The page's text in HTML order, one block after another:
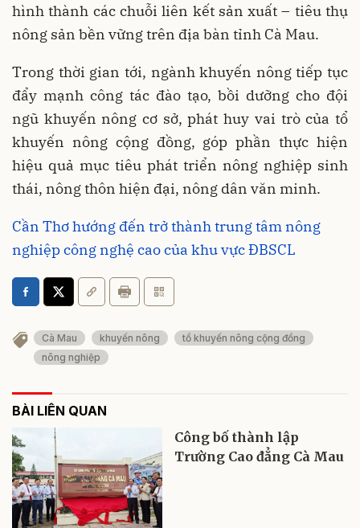
hình thành các chuỗi liên kết sản xuất – tiêu thụ
nông sản bền vững trên địa bàn tỉnh Cà Mau.
Trong thời gian tới, ngành khuyến nông tiếp tục
đẩy mạnh công tác đào tạo, bồi dưỡng cho đội
ngũ khuyến nông cơ sở, phát huy vai trò của tổ
khuyến nông cộng đồng, góp phần thực hiện
hiệu quả mục tiêu phát triển nông nghiệp sinh
thái, nông thôn hiện đại, nông dân văn minh.
Cần Thơ hướng đến trở thành trung tâm nông
nghiệp công nghệ cao của khu vực ĐBSCL
Cà Mau khuyến nông
tổ khuyến nông cộng đồng
nông nghiệp
BÀI LIÊN QUAN
Công bố thành lập
Trường Cao đẳng Cà Mau